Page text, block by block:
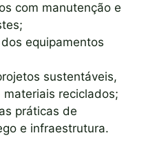
com manutenção e
equipamentos
sustentáveis,
reciclados;
práticas de
e infraestrutura.